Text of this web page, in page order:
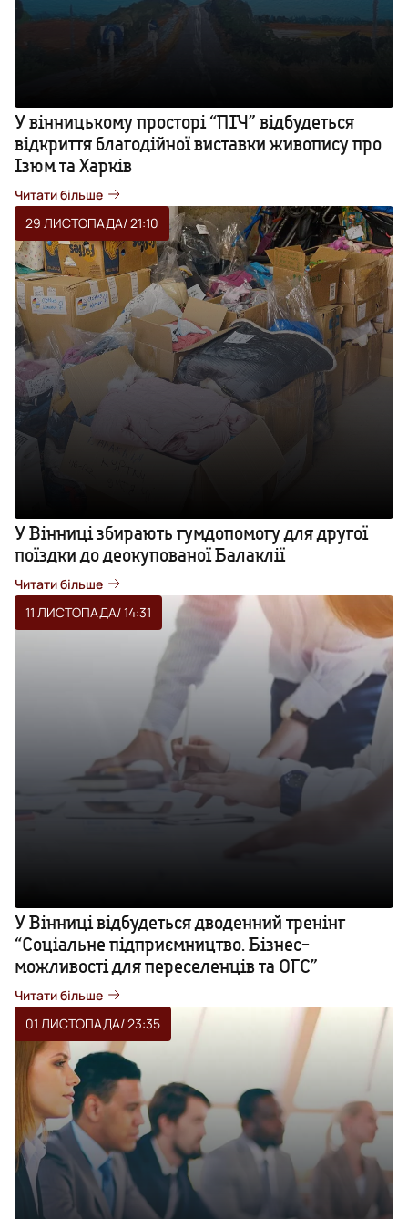
У вінницькому просторі “ПІЧ” відбудеться
відкриття благодійної виставки живопису про
Ізюм та Харків
Читати більше
29 ЛИСТОПАДА/ 21:10
У Вінниці збирають гумдопомогу для другої
поїздки до деокупованої Балаклії
Читати більше
11 ЛИСТОПАДА/ 14:31
У Вінниці відбудеться дводенний тренінг
“Соціальне підприємництво. Бізнес-
можливості для переселенців та ОГС”
Читати більше
01 ЛИСТОПАДА/ 23:35